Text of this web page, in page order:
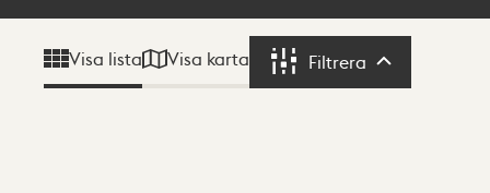
Visa lista Visa karta Filtrera Filtrera